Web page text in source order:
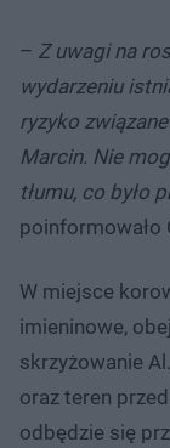
– Z uwagi na
wydarzeniu
ryzyko
Marcin. Nie
tłumu, co było
poinformowało
W miejsce
imieninowe,
skrzyżowanie
oraz teren
odbędzie się